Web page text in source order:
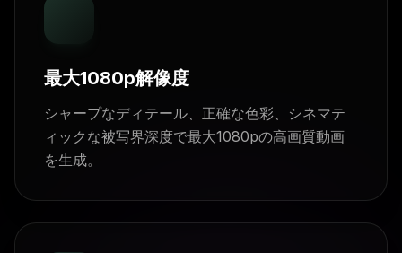
最大1080p解像度
シャープなディテール、正確な色彩、シネマテ
ィックな被写界深度で最大1080pの高画質動画
を生成。